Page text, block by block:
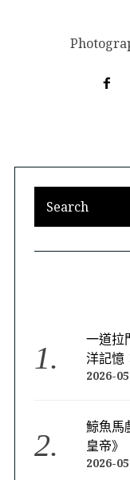
一道拉
洋記憶
2026-
鯨魚馬
皇帝》
2026-